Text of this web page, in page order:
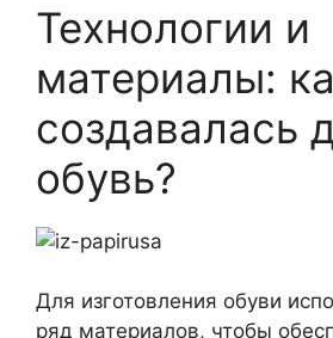
Технологии и
материалы:
создавалась
обувь?
Для изготовления обуви
ряд материалов, чтобы